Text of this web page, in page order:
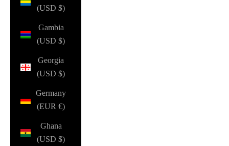
(USD $)
Gambia
(USD $)
Georgia
(USD $)
Germany
(EUR €)
Ghana
(USD $)